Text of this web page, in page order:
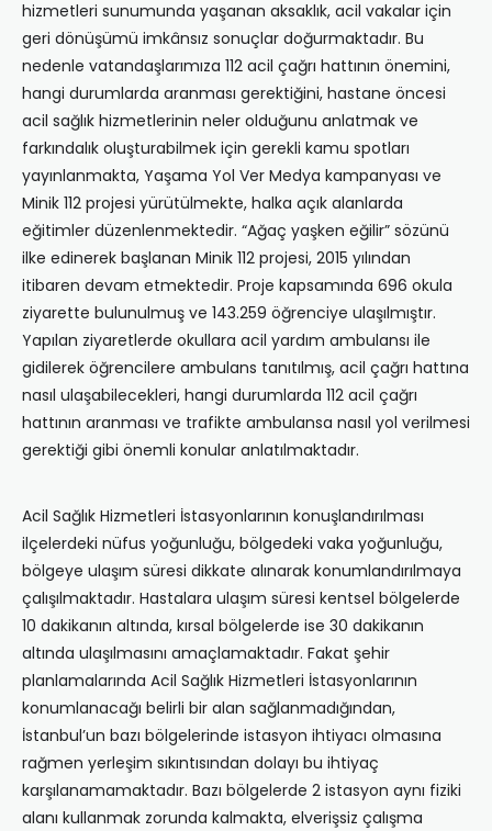
hizmetleri sunumunda yaşanan aksaklık, acil vakalar için
geri dönüşümü imkânsız sonuçlar doğurmaktadır. Bu
nedenle vatandaşlarımıza 112 acil çağrı hattının önemini,
hangi durumlarda aranması gerektiğini, hastane öncesi
acil sağlık hizmetlerinin neler olduğunu anlatmak ve
farkındalık oluşturabilmek için gerekli kamu spotları
yayınlanmakta, Yaşama Yol Ver Medya kampanyası ve
Minik 112 projesi yürütülmekte, halka açık alanlarda
eğitimler düzenlenmektedir. “Ağaç yaşken eğilir” sözünü
ilke edinerek başlanan Minik 112 projesi, 2015 yılından
itibaren devam etmektedir. Proje kapsamında 696 okula
ziyarette bulunulmuş ve 143.259 öğrenciye ulaşılmıştır.
Yapılan ziyaretlerde okullara acil yardım ambulansı ile
gidilerek öğrencilere ambulans tanıtılmış, acil çağrı hattına
nasıl ulaşabilecekleri, hangi durumlarda 112 acil çağrı
hattının aranması ve trafikte ambulansa nasıl yol verilmesi
gerektiği gibi önemli konular anlatılmaktadır.
Acil Sağlık Hizmetleri İstasyonlarının konuşlandırılması
ilçelerdeki nüfus yoğunluğu, bölgedeki vaka yoğunluğu,
bölgeye ulaşım süresi dikkate alınarak konumlandırılmaya
çalışılmaktadır. Hastalara ulaşım süresi kentsel bölgelerde
10 dakikanın altında, kırsal bölgelerde ise 30 dakikanın
altında ulaşılmasını amaçlamaktadır. Fakat şehir
planlamalarında Acil Sağlık Hizmetleri İstasyonlarının
konumlanacağı belirli bir alan sağlanmadığından,
İstanbul’un bazı bölgelerinde istasyon ihtiyacı olmasına
rağmen yerleşim sıkıntısından dolayı bu ihtiyaç
karşılanamamaktadır. Bazı bölgelerde 2 istasyon aynı fiziki
alanı kullanmak zorunda kalmakta, elverişsiz çalışma